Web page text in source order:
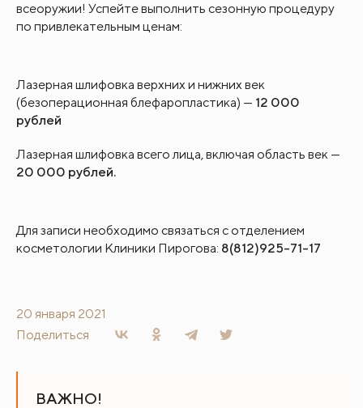
всеоружии! Успейте выполнить сезонную процедуру
по привлекательным ценам:
Лазерная шлифовка верхних и нижних век
(безоперационная блефаропластика) — 12 000
рублей
Лазерная шлифовка всего лица, включая область век —
20 000 рублей.
Для записи необходимо связаться с отделением
косметологии Клиники Пирогова: 8(812)925-71-17
20 января 2021
Поделиться
ВАЖНО!